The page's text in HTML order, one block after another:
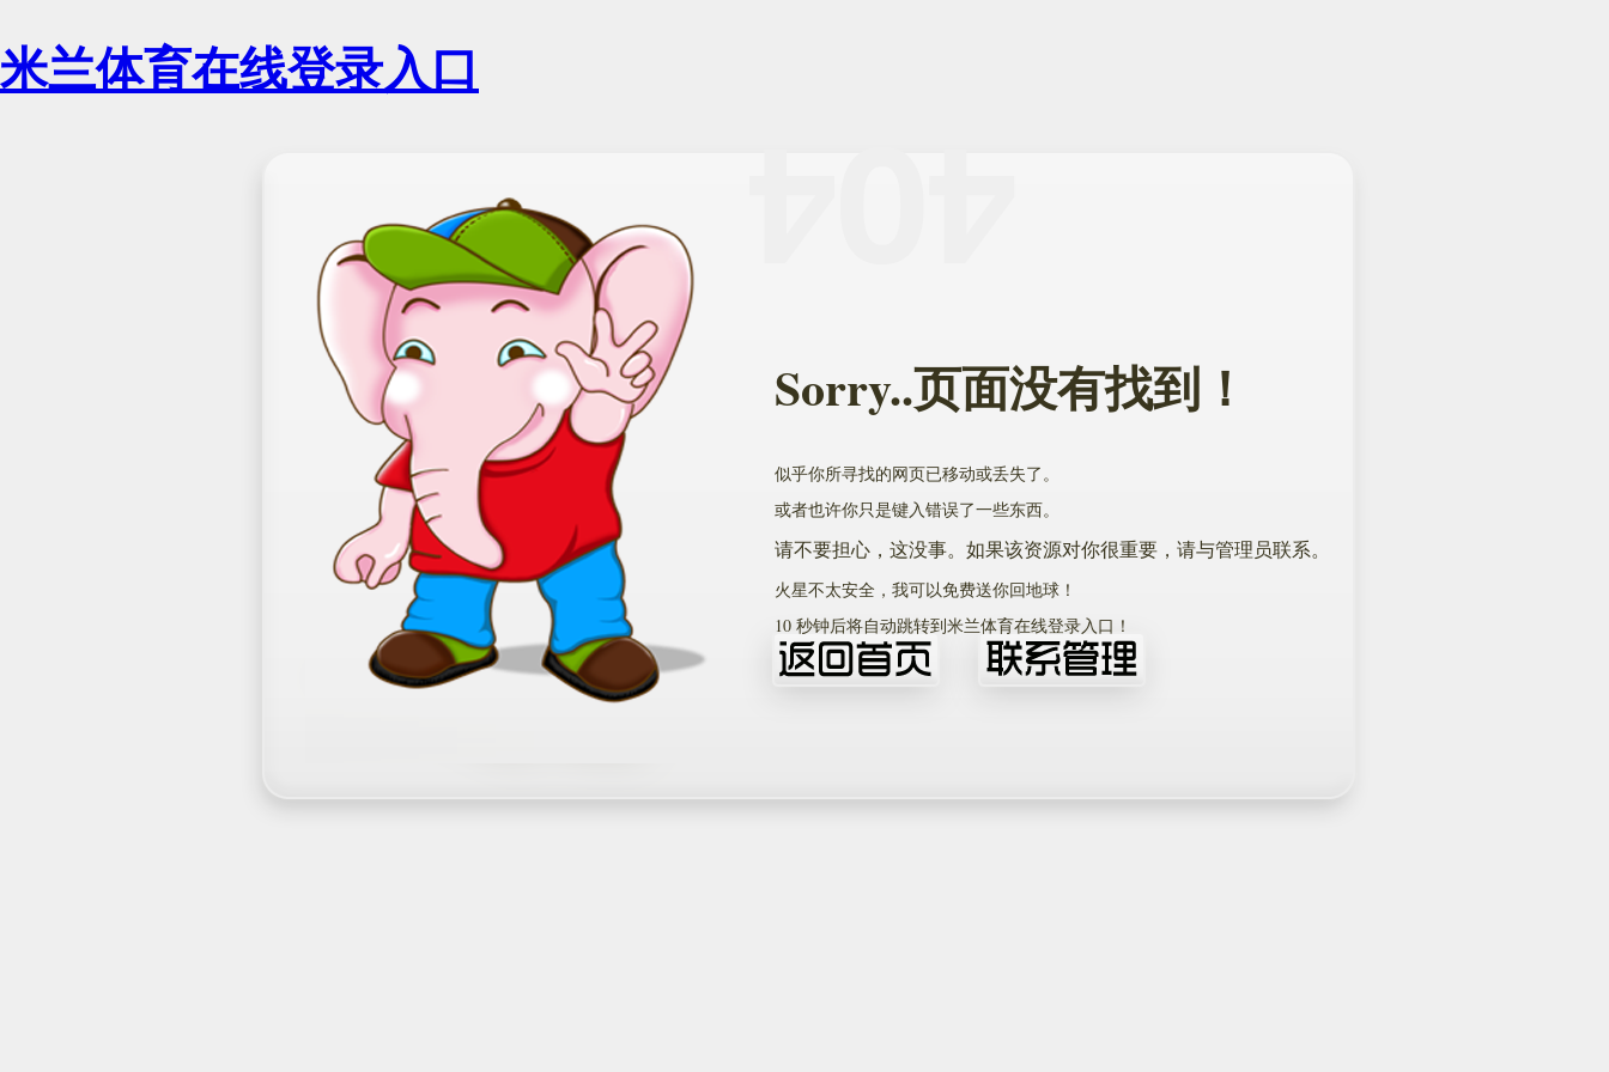
米兰体育在线登录入口
Sorry..页面没有找到！
似乎你所寻找的网页已移动或丢失了。
或者也许你只是键入错误了一些东西。
请不要担心，这没事。如果该资源对你很重要，请与管理员联系。
火星不太安全，我可以免费送你回地球！
10秒钟后将自动跳转到米兰体育在线登录入口！